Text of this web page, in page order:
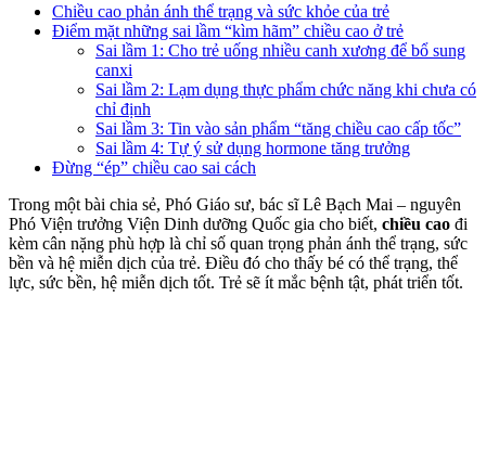
Chiều cao phản ánh thể trạng và sức khỏe của trẻ
Điểm mặt những sai lầm “kìm hãm” chiều cao ở trẻ
Sai lầm 1: Cho trẻ uống nhiều canh xương để bổ sung
canxi
Sai lầm 2: Lạm dụng thực phẩm chức năng khi chưa có
chỉ định
Sai lầm 3: Tin vào sản phẩm “tăng chiều cao cấp tốc”
Sai lầm 4: Tự ý sử dụng hormone tăng trưởng
Đừng “ép” chiều cao sai cách
Trong một bài chia sẻ, Phó Giáo sư, bác sĩ Lê Bạch Mai – nguyên
Phó Viện trưởng Viện Dinh dưỡng Quốc gia cho biết, chiều cao đi
kèm cân nặng phù hợp là chỉ số quan trọng phản ánh thể trạng, sức
bền và hệ miễn dịch của trẻ. Điều đó cho thấy bé có thể trạng, thể
lực, sức bền, hệ miễn dịch tốt. Trẻ sẽ ít mắc bệnh tật, phát triển tốt.